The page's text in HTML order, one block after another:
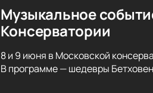
Музыкальное
Консерватории
8 и 9 июня в Московской
В программе — шедевры